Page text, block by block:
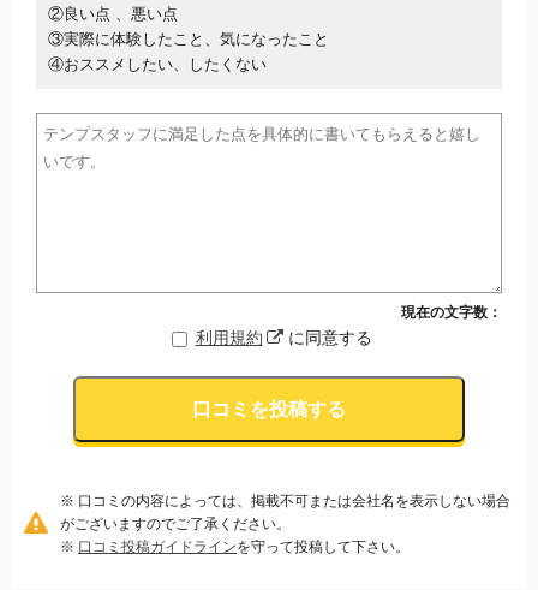
②良い点 、悪い点
③実際に体験したこと、気になったこと
④おススメしたい、したくない
現在の文字数：
利用規約 に同意する
口コミを投稿する
※ 口コミの内容によっては、掲載不可または会社名を表示しない場合
がございますのでご了承ください。
※ 口コミ投稿ガイドラインを守って投稿して下さい。